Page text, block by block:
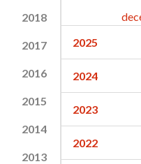
2018
2017
2016
2015
2014
2013
2025
2024
2023
2022